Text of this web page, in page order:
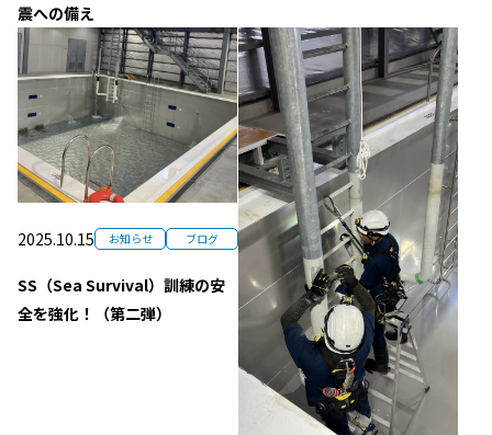
震への備え
2025.10.15 お知らせ ブログ
SS（Sea Survival）訓練の安
全を強化！（第二弾）